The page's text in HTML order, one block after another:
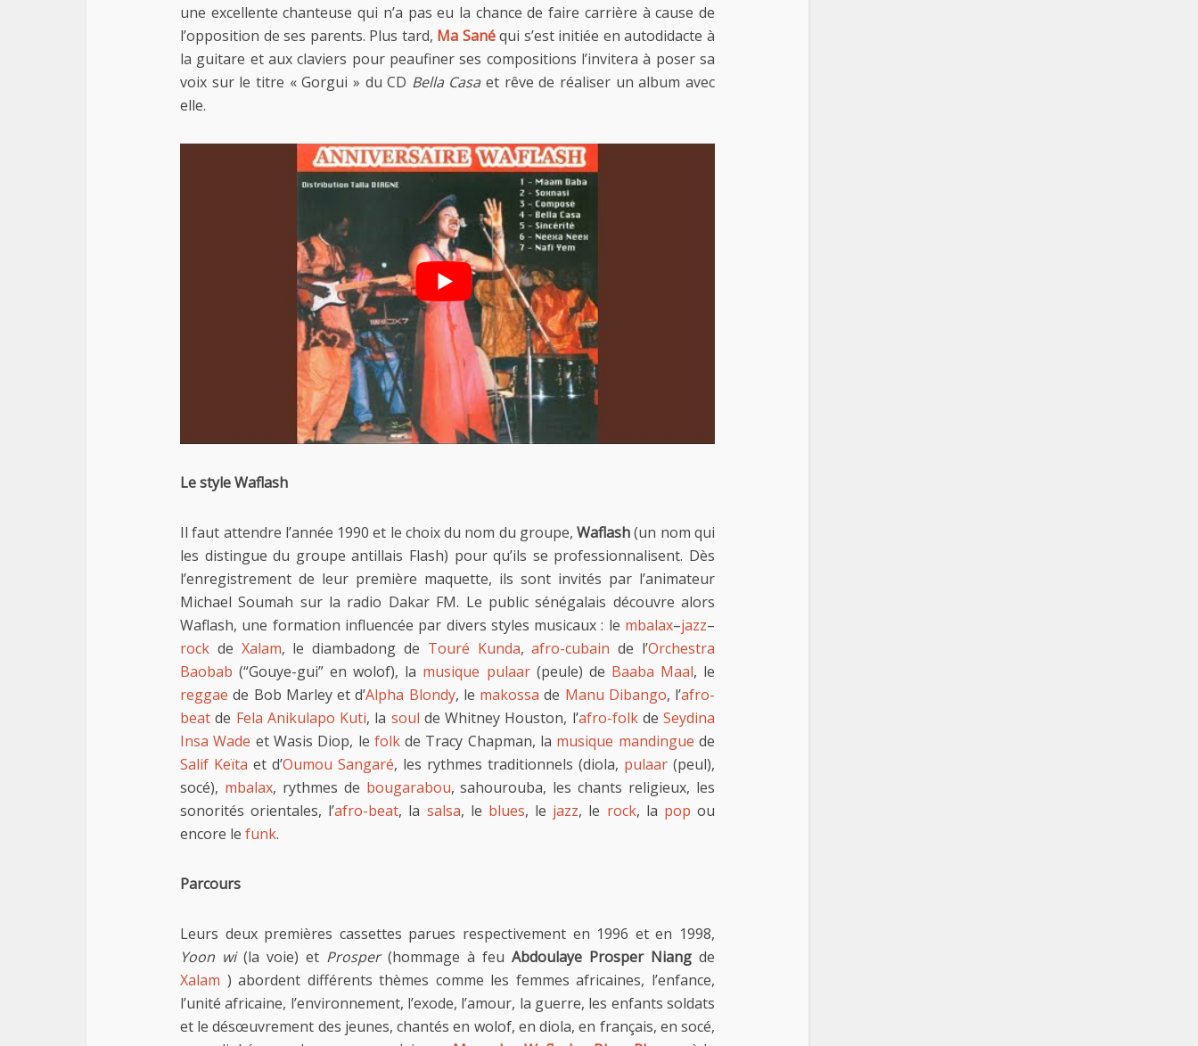
une excellente chanteuse qui n’a pas eu la chance de faire carrière à cause de
l’opposition de ses parents. Plus tard, Ma Sanéqui s’est initiée en autodidacte à
la guitare et aux claviers pour peaufiner ses compositions l’invitera à poser sa
voix sur le titre « Gorgui » du CD Bella Casa et rêve de réaliser un album avec
elle.
Le style Waflash
Il faut attendre l’année 1990 et le choix du nom du groupe,Waflash(un nom qui
les distingue du groupe antillais Flash) pour qu’ils se professionnalisent. Dès
l’enregistrement de leur première maquette, ils sont invités par l’animateur
Michael Soumah sur la radio Dakar FM. Le public sénégalais découvre alors
Waflash, une formation influencée par divers styles musicaux : le mbalax–jazz–
rock de Xalam, le diambadong de Touré Kunda,afro-cubainde l’Orchestra
Baobab (“Gouye-gui” en wolof), la musique pulaar(peule) de Baaba Maal, le
reggae de Bob Marley et d’Alpha Blondy, le makossa de Manu Dibango, l’afro-
beat de Fela Anikulapo Kuti, la soul de Whitney Houston, l’afro-folkde Seydina
Insa Wade et Wasis Diop, le folkde Tracy Chapman, la musique mandingue de
Salif Keïta et d’Oumou Sangaré, les rythmes traditionnels (diola, pulaar (peul),
socé), mbalax, rythmes de bougarabou, sahourouba, les chants religieux, les
sonorités orientales, l’afro-beat, la salsa, le blues, le jazz, le rock, la pop ou
encore le funk.
Parcours
Leurs deux premières cassettes parues respectivement en 1996 et en 1998,
Yoon wi(la voie) et Prosper(hommage à feu Abdoulaye Prosper Niang de
Xalam ) abordent différents thèmes comme les femmes africaines, l’enfance,
l’unité africaine, l’environnement, l’exode, l’amour, la guerre, les enfants soldats
et le désœuvrement des jeunes, chantés en wolof, en diola, en français, en socé,